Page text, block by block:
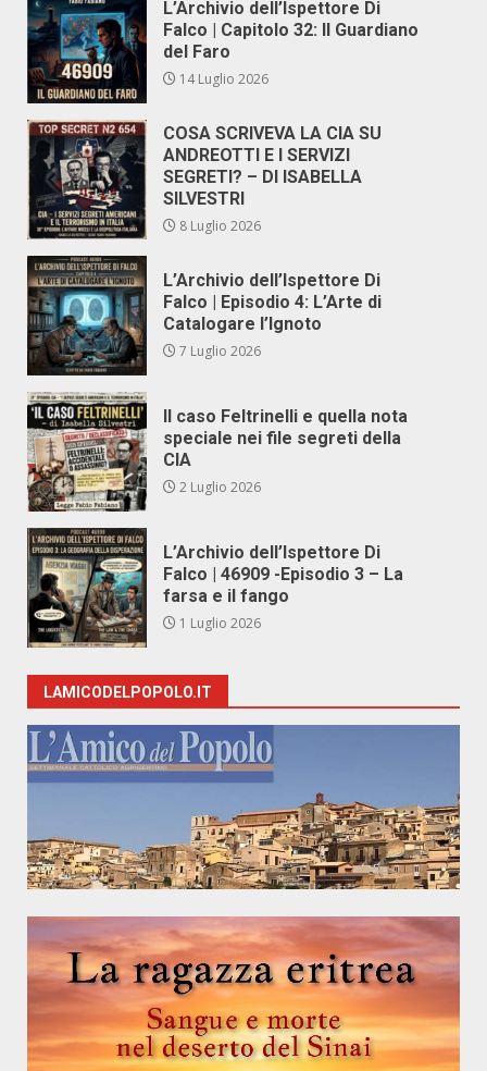
L’Archivio dell’Ispettore Di
Falco | Capitolo 32: Il Guardiano
del Faro
14 Luglio 2026
COSA SCRIVEVA LA CIA SU
ANDREOTTI E I SERVIZI
SEGRETI? – DI ISABELLA
SILVESTRI
8 Luglio 2026
L’Archivio dell’Ispettore Di
Falco | Episodio 4: L’Arte di
Catalogare l’Ignoto
7 Luglio 2026
Il caso Feltrinelli e quella nota
speciale nei file segreti della
CIA
2 Luglio 2026
L’Archivio dell’Ispettore Di
Falco | 46909 -Episodio 3 – La
farsa e il fango
1 Luglio 2026
LAMICODELPOPOLO.IT